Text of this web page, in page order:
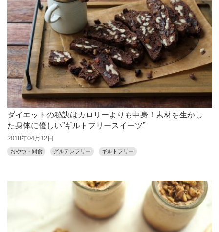
ダイエットの秘訣はカロリーよりも中身！素材を生かし
た身体に優しい”ギルトフリースイーツ”
2018年04月12日
おやつ・間食 グルテンフリー ギルトフリー